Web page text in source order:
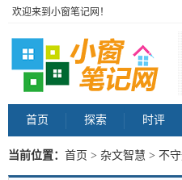
欢迎来到小窗笔记网！
首页 探索 时评
当前位置： 首页 > 杂文智慧 > 不